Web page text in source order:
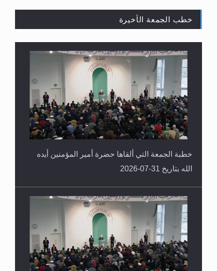
القرآن قاضٍ وحكمٌ على السنة ومهيمنٌ عليها.. ليس
العكس
خطب الجمعة الأخيرة
خطبة الجمعة التي ألقاها حضرة أمير المؤمنين أيده
الله بتاريخ 31-07-2026